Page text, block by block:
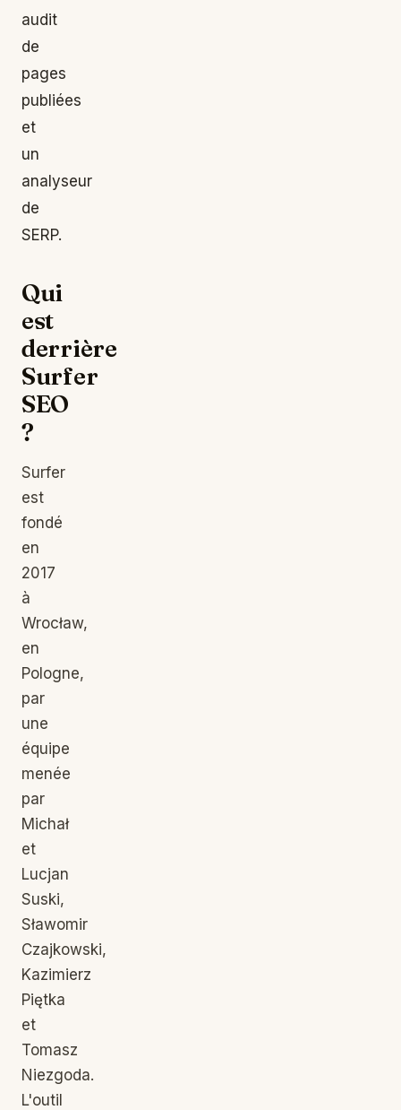
audit
de
pages
publiées
et
un
analyseur
de
SERP.
Qui
est
derrière
Surfer
SEO
?
Surfer
est
fondé
en
2017
à
Wrocław,
en
Pologne,
par
une
équipe
menée
par
Michał
et
Lucjan
Suski,
Sławomir
Czajkowski,
Kazimierz
Piętka
et
Tomasz
Niezgoda.
L'outil